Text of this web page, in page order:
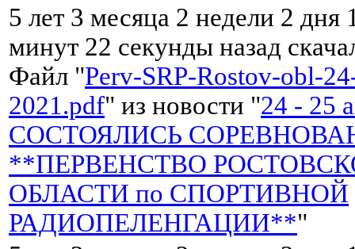
5 лет 3 месяца 2 недели 2 дня
минут 22 секунды назад
Файл "Perv-SRP-Rostov-obl-
2021.pdf" из новости "24 - 25
СОСТОЯЛИСЬ
**ПЕРВЕНСТВО
ОБЛАСТИ по СПОРТИВНОЙ
РАДИОПЕЛЕНГАЦИИ**"